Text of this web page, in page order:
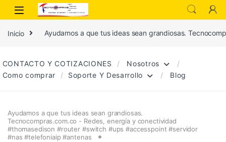
Inicio Ayudamos a que tus ideas sean grandiosas.
CONTACTO Y COTIZACIONES
Nosotros
Como comprar
Soporte Y Desarrollo Blog
Ayudamos a que tus ideas sean grandiosas.
Tecnocompras.com.co - Redes energía y conectividad
#thomasedison #router #switch #ups #accesspoint #servidor
#nas #telefoniaip #antenas